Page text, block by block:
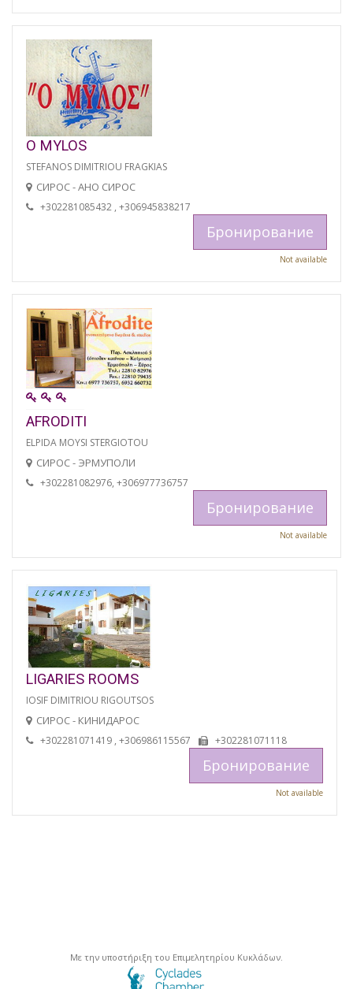
O MYLOS
STEFANOS DIMITRIOU FRAGKIAS
СИРОС - АНО СИРОС
+302281085432 , +306945838217
Бронирование
Not available
AFRODITI
ELPIDA MOYSI STERGIOTOU
СИРОС - ЭРМУПОЛИ
+302281082976, +306977736757
Бронирование
Not available
LIGARIES ROOMS
IOSIF DIMITRIOU RIGOUTSOS
СИРОС - КИНИДАРОС
+302281071419 , +306986115567 +302281071118
Бронирование
Not available
Με την υποστήριξη του Επιμελητηρίου Κυκλάδων.